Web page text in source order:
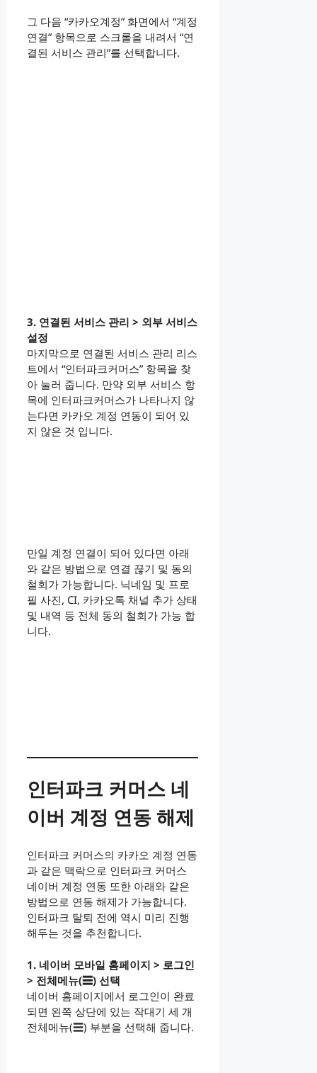
그 다음 “카카오계정” 화면에서 “계정
연결” 항목으로 스크롤을 내려서 “연
결된 서비스 관리”를 선택합니다.
3. 연결된 서비스 관리 > 외부 서비스
설정
마지막으로 연결된 서비스 관리 리스
트에서 “인터파크커머스” 항목을 찾
아 눌러 줍니다. 만약 외부 서비스 항
목에 인터파크커머스가 나타나지 않
는다면 카카오 계정 연동이 되어 있
지 않은 것 입니다.
만일 계정 연결이 되어 있다면 아래
와 같은 방법으로 연결 끊기 및 동의
철회가 가능합니다. 닉네임 및 프로
필 사진, CI, 카카오톡 채널 추가 상태
및 내역 등 전체 동의 철회가 가능 합
니다.
인터파크 커머스 네
이버 계정 연동 해제
인터파크 커머스의 카카오 계정 연동
과 같은 맥락으로 인터파크 커머스
네이버 계정 연동 또한 아래와 같은
방법으로 연동 해제가 가능합니다.
인터파크 탈퇴 전에 역시 미리 진행
해두는 것을 추천합니다.
1. 네이버 모바일 홈페이지 > 로그인
> 전체메뉴(☰) 선택
네이버 홈페이지에서 로그인이 완료
되면 왼쪽 상단에 있는 작대기 세 개
전체메뉴(☰) 부분을 선택해 줍니다.